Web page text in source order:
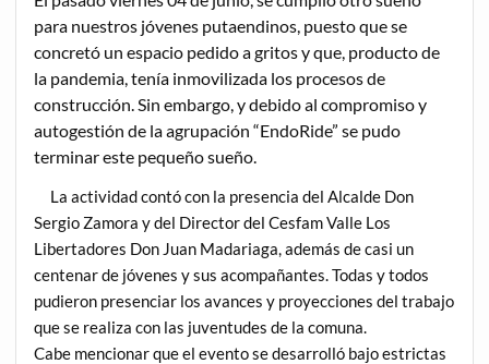
para nuestros jóvenes putaendinos, puesto que se
concretó un espacio pedido a gritos y que, producto de
la pandemia, tenía inmovilizada los procesos de
construcción. Sin embargo, y debido al compromiso y
autogestión de la agrupación “EndoRide” se pudo
terminar este pequeño sueño.
La actividad contó con la presencia del Alcalde Don
Sergio Zamora y del Director del Cesfam Valle Los
Libertadores Don Juan Madariaga, además de casi un
centenar de jóvenes y sus acompañantes. Todas y todos
pudieron presenciar los avances y proyecciones del trabajo
que se realiza con las juventudes de la comuna.
Cabe mencionar que el evento se desarrolló bajo estrictas